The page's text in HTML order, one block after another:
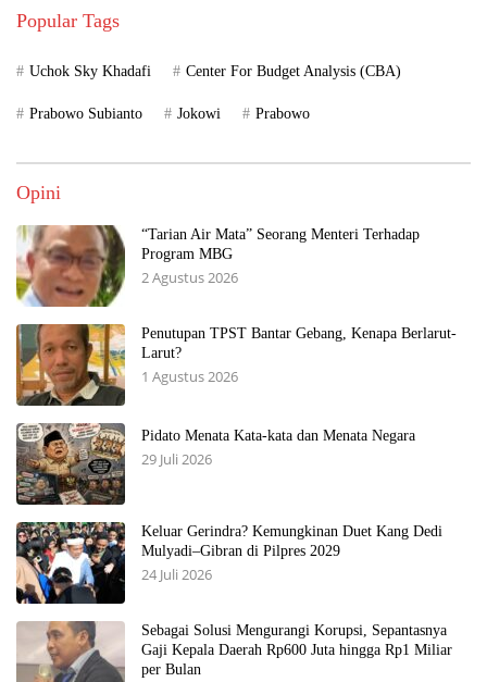
Popular Tags
Uchok Sky Khadafi Center For Budget Analysis (CBA)
Prabowo Subianto Jokowi Prabowo
Opini
“Tarian Air Mata” Seorang Menteri Terhadap
Program MBG
2 Agustus 2026
Penutupan TPST Bantar Gebang, Kenapa Berlarut-
Larut?
1 Agustus 2026
Pidato Menata Kata-kata dan Menata Negara
29 Juli 2026
Keluar Gerindra? Kemungkinan Duet Kang Dedi
Mulyadi–Gibran di Pilpres 2029
24 Juli 2026
Sebagai Solusi Mengurangi Korupsi, Sepantasnya
Gaji Kepala Daerah Rp600 Juta hingga Rp1 Miliar
per Bulan